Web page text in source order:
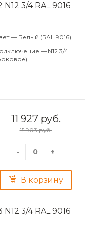
3/4 RAL 9016
— Белый (RAL 9016)
— N12 3/4''
11 927 руб.
15 903 руб.
- +
В корзину
3/4 RAL 9016